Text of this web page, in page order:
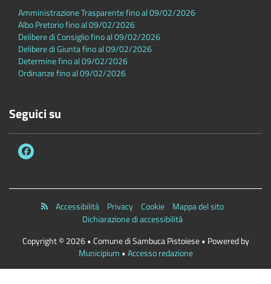
Amministrazione Trasparente fino al 09/02/2026
Albo Pretorio fino al 09/02/2026
Delibere di Consiglio fino al 09/02/2026
Delibere di Giunta fino al 09/02/2026
Determine fino al 09/02/2026
Ordinanze fino al 09/02/2026
Seguici su
Accessibilità Privacy Cookie
Mappa del sito
Dichiarazione di accessibilità
Copyright © 2026 • Comune di Sambuca Pistoiese • Powered by
Municipium • Accesso redazione